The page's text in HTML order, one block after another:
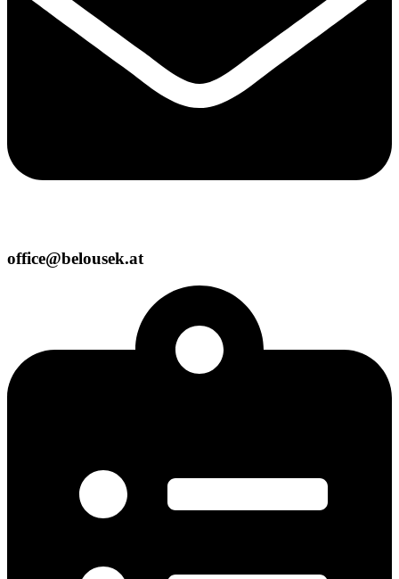
office@belousek.at